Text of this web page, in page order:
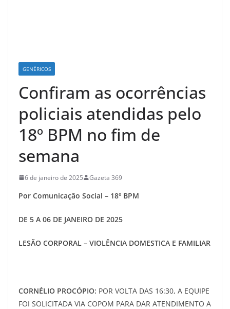
GENÉRICOS
Confiram as ocorrências
policiais atendidas pelo
18º BPM no fim de
semana
6 de janeiro de 2025 Gazeta 369
Por Comunicação Social – 18º BPM
DE 5 A 06 DE JANEIRO DE 2025
LESÃO CORPORAL – VIOLÊNCIA DOMESTICA E FAMILIAR
CORNÉLIO PROCÓPIO: POR VOLTA DAS 16:30, A EQUIPE
FOI SOLICITADA VIA COPOM PARA DAR ATENDIMENTO A